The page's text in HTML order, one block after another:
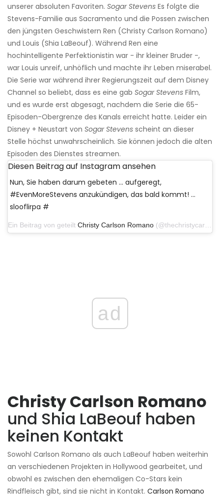
unserer absoluten Favoriten. Sogar Stevens Es folgte die
Stevens-Familie aus Sacramento und die Possen zwischen
den jüngsten Geschwistern Ren (Christy Carlson Romano)
und Louis (Shia LaBeouf). Während Ren eine
hochintelligente Perfektionistin war - ihr kleiner Bruder -,
war Louis unreif, unhöflich und machte ihr Leben miserabel.
Die Serie war während ihrer Regierungszeit auf dem Disney
Channel so beliebt, dass es eine gab Sogar Stevens Film,
und es wurde erst abgesagt, nachdem die Serie die 65-
Episoden-Obergrenze des Kanals erreicht hatte. Leider ein
Disney + Neustart von Sogar Stevens scheint an dieser
Stelle höchst unwahrscheinlich. Sie können jedoch die alten
Episoden des Dienstes streamen.
Diesen Beitrag auf Instagram ansehen
Nun, Sie haben darum gebeten ... aufgeregt,
#EvenMoreStevens anzukündigen, das bald kommt! ...
slooflirpa #
Ein Beitrag von geteilt Christy Carlson Romano (@thechristycarlsonromano) am 1. April 2019 um 14:10 Uhr PDT
ad
Christy Carlson Romano
und Shia LaBeouf haben
keinen Kontakt
Sowohl Carlson Romano als auch LaBeouf haben weiterhin
an verschiedenen Projekten in Hollywood gearbeitet, und
obwohl es zwischen den ehemaligen Co-Stars kein
Rindfleisch gibt, sind sie nicht in Kontakt. Carlson Romano